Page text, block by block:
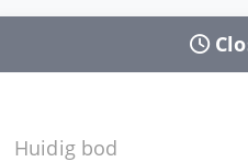
Huidig bod